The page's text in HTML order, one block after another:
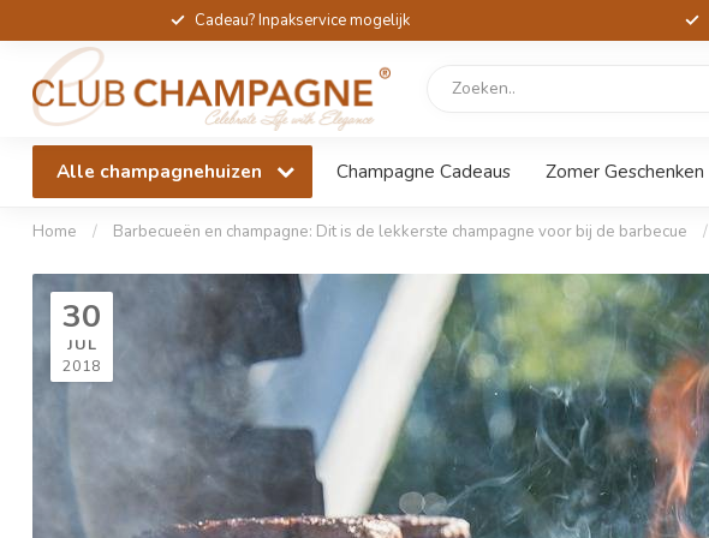
Cadeau? Inpakservice mogelijk
Alle champagnehuizen Champagne Cadeaus Zomer Geschenken
Home / Barbecueën en champagne: Dit is de lekkerste champagne voor bij de barbecue /
30
JUL
2018